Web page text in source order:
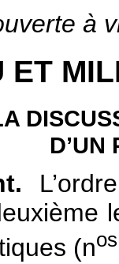
à
ET
D’UN
(nos